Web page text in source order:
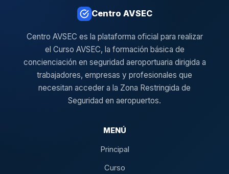
Centro AVSEC
Centro AVSEC es la plataforma oficial para realizar
el Curso AVSEC, la formación básica de
concienciación en seguridad aeroportuaria dirigida a
trabajadores, empresas y profesionales que
necesitan acceder a la Zona Restringida de
Seguridad en aeropuertos.
MENÚ
Principal
Curso